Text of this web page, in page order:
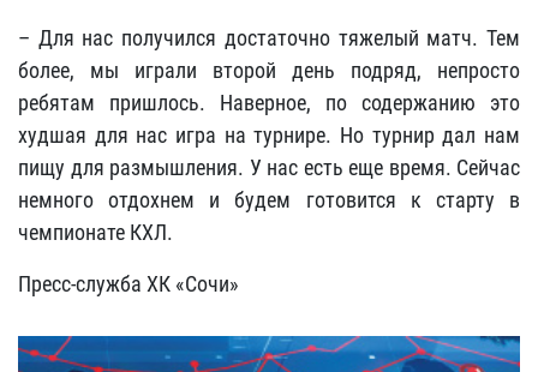
– Для нас получился достаточно тяжелый матч. Тем
более, мы играли второй день подряд, непросто
ребятам пришлось. Наверное, по содержанию это
худшая для нас игра на турнире. Но турнир дал нам
пищу для размышления. У нас есть еще время. Сейчас
немного отдохнем и будем готовится к старту в
чемпионате КХЛ.
Пресс-служба ХК «Сочи»